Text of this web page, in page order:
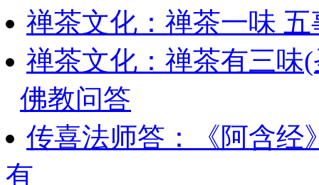
禅茶文化：禅茶一味 五
禅茶文化：禅茶有三味
佛教问答
传喜法师答：《阿含经
有